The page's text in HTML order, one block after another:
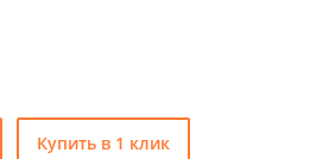
Купить в 1 клик